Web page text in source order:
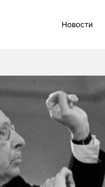
Новости